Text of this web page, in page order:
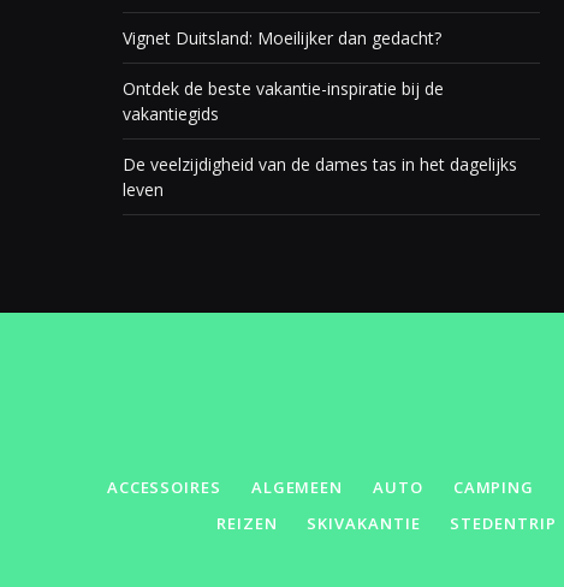
Vignet Duitsland: Moeilijker dan gedacht?
Ontdek de beste vakantie-inspiratie bij de
vakantiegids
De veelzijdigheid van de dames tas in het dagelijks
leven
ACCESSOIRES ALGEMEEN AUTO CAMPING
REIZEN
SKIVAKANTIE STEDENTRIP